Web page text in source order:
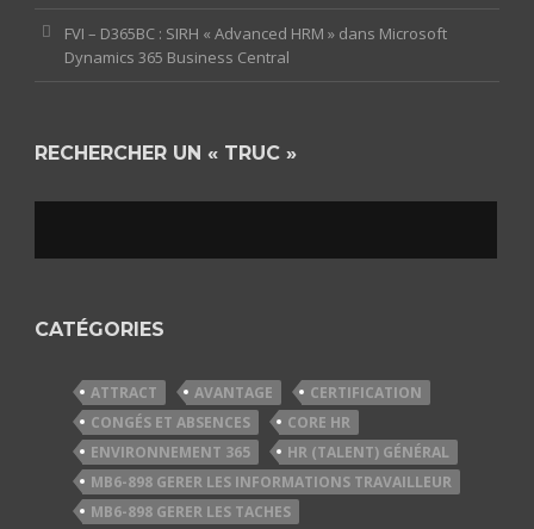
FVI – D365BC : SIRH « Advanced HRM » dans Microsoft
Dynamics 365 Business Central
RECHERCHER UN « TRUC »
CATÉGORIES
ATTRACT AVANTAGE
CERTIFICATION
CONGÉS ET ABSENCES
CORE HR
ENVIRONNEMENT 365
HR (TALENT) GÉNÉRAL
MB6-898 GERER LES INFORMATIONS TRAVAILLEUR
MB6-898 GERER LES TACHES